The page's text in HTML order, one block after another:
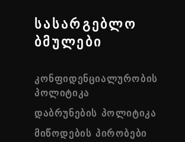
სასარგებლო
ბმულები
ᲙᲝᲜᲤᲘᲓᲔᲜᲪᲘᲐᲚᲣᲠᲝᲑᲘᲡ
ᲞᲝᲚᲘᲢᲘᲙᲐ
ᲓᲐᲑᲠᲣᲜᲔᲑᲘᲡ ᲞᲝᲚᲘᲢᲘᲙᲐ
ᲛᲘᲬᲝᲓᲔᲑᲘᲡ ᲞᲘᲠᲝᲑᲔᲑᲘ